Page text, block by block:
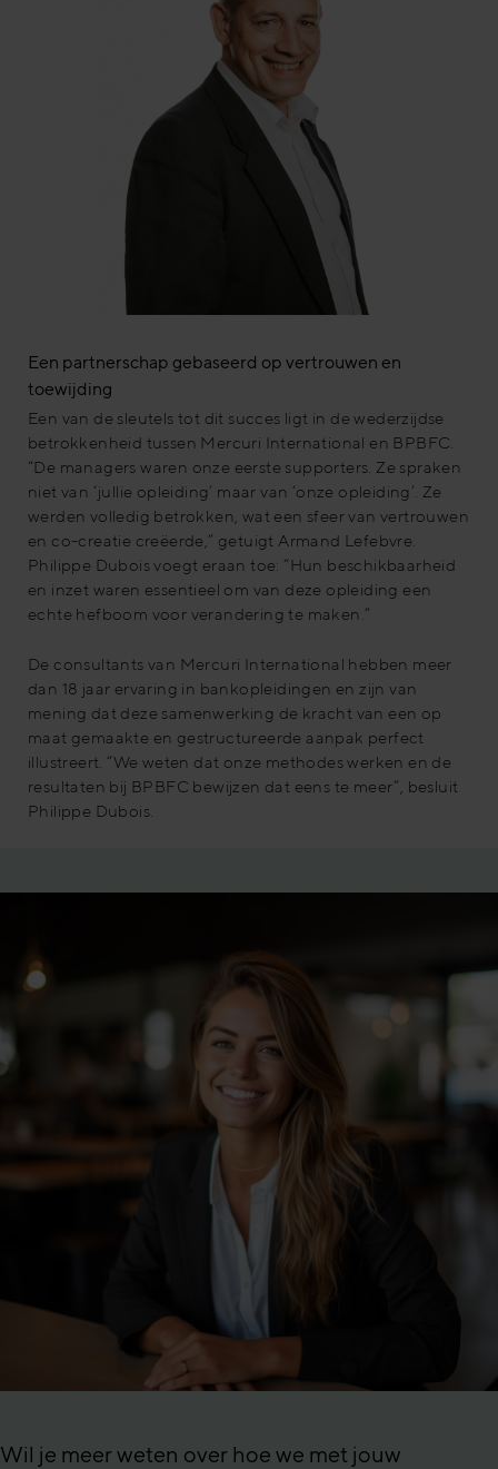
Een partnerschap gebaseerd op vertrouwen en
toewijding
Een van de sleutels tot dit succes ligt in de wederzijdse
betrokkenheid tussen Mercuri International en BPBFC.
“De managers waren onze eerste supporters. Ze spraken
niet van ‘jullie opleiding’ maar van ‘onze opleiding’. Ze
werden volledig betrokken, wat een sfeer van vertrouwen
en co-creatie creëerde,” getuigt Armand Lefebvre.
Philippe Dubois voegt eraan toe: “Hun beschikbaarheid
en inzet waren essentieel om van deze opleiding een
echte hefboom voor verandering te maken.”
De consultants van Mercuri International hebben meer
dan 18 jaar ervaring in bankopleidingen en zijn van
mening dat deze samenwerking de kracht van een op
maat gemaakte en gestructureerde aanpak perfect
illustreert. “We weten dat onze methodes werken en de
resultaten bij BPBFC bewijzen dat eens te meer”, besluit
Philippe Dubois.
Wil je meer weten over hoe we met jouw